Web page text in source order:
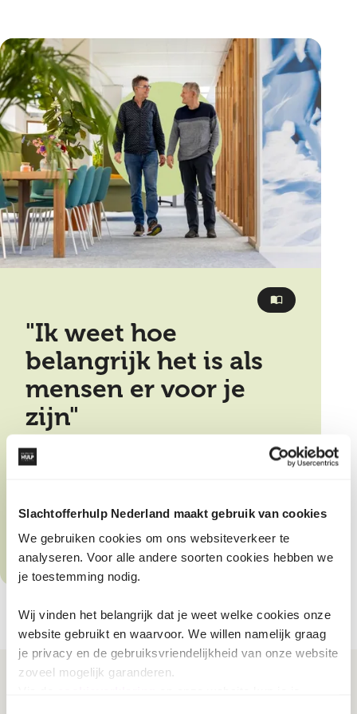
Slachtofferhulp Nederland maakt gebruik van cookies
We gebruiken cookies om ons websiteverkeer te
analyseren. Voor alle andere soorten cookies hebben we
je toestemming nodig.
Wij vinden het belangrijk dat je weet welke cookies onze
website gebruikt en waarvoor. We willen namelijk graag
je privacy en de gebruiksvriendelijkheid van onze website
zoveel mogelijk garanderen.
"Ik weet hoe
belangrijk het is als
mensen er voor je
zijn"